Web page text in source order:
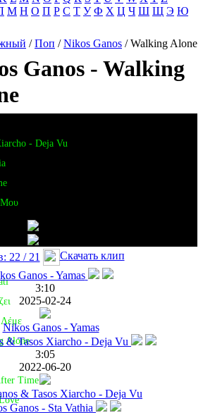
М Н О П Р С Т У Ф Х Ц Ч Ш Щ Э Ю
/Поп /Nikos Ganos / Walking Alone
Ganos - Walking
- Deja Vu
Μου
Alone
Time
22 / 21 Скачать клип
3:10
2025-02-24
Nikos Ganos - Yamas
3:05
2022-06-20
& Tasos Xiarcho - Deja Vu